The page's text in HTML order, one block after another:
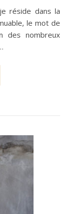
le mot de
des nombreux